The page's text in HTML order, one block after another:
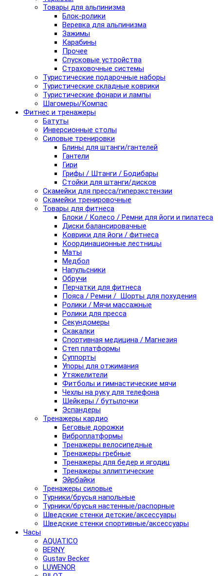
Товары для альпинизма
Блок-ролики
Веревка для альпинизма
Зажимы
Карабины
Прочее
Спусковые устройства
Страховочные системы
Туристические подарочные наборы
Туристические складные коврики
Туристические фонари и лампы
Шагомеры/Компас
Фитнес и тренажеры
Батуты
Инверсионные столы
Силовые тренировки
Блины для штанги/гантелей
Гантели
Гири
Грифы / Штанги / Бодибары
Стойки для штанги/дисков
Скамейки для пресса/гиперэкстензии
Скамейки тренировочные
Товары для фитнеса
Блоки / Колесо / Ремни для йоги и пилатеса
Диски балансировачные
Коврики для йоги / фитнеса
Координационные лестницы
Маты
Медбол
Напульсники
Обручи
Перчатки для фитнеса
Пояса / Ремни / Шорты для похудения
Ролики / Мячи массажные
Ролики для пресса
Секундомеры
Скакалки
Спортивная медицина / Магнезия
Степ платформы
Суппорты
Упоры для отжимания
Утяжелители
Фитболы и гимнастические мячи
Чехлы на руку для телефона
Шейкеры / бутылочки
Эспандеры
Тренажеры кардио
Беговые дорожки
Виброплатформы
Тренажеры велосипедные
Тренажеры гребные
Тренажеры для бедер и ягодиц
Тренажеры эллиптические
Эйрбайки
Тренажеры силовые
Турники/брусья напольные
Турники/брусья настенные/распорные
Шведские стенки детские/аксессуары
Шведские стенки спортивные/аксессуары
Часы
AQUATICO
BERNY
Gustav Becker
LUWENOR